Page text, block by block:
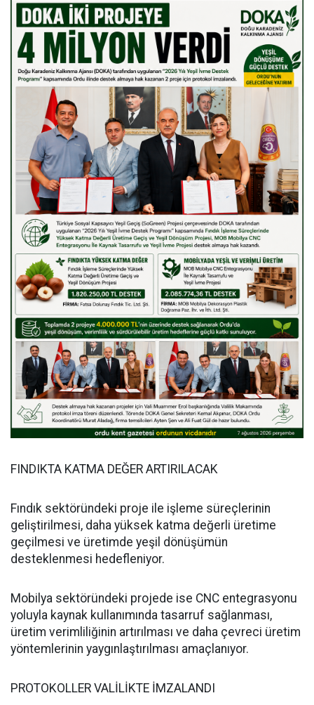
FINDIKTA KATMA DEĞER ARTIRILACAK
Fındık sektöründeki proje ile işleme süreçlerinin
geliştirilmesi, daha yüksek katma değerli üretime
geçilmesi ve üretimde yeşil dönüşümün
desteklenmesi hedefleniyor.
Mobilya sektöründeki projede ise CNC entegrasyonu
yoluyla kaynak kullanımında tasarruf sağlanması,
üretim verimliliğinin artırılması ve daha çevreci üretim
yöntemlerinin yaygınlaştırılması amaçlanıyor.
PROTOKOLLER VALİLİKTE İMZALANDI